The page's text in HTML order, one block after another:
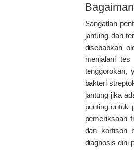
Sangatlah
jantung dan
disebabkan
menjalani
tenggorokan,
bakteri
jantung jika
penting untuk
pemeriksaan
dan kortison
diagnosis dini